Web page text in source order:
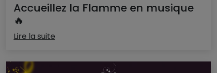
Accueillez la Flamme en musique
🔥
Lire la suite